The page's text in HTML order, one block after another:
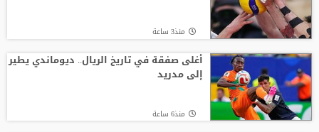
منذ3 ساعة
أغلى صفقة في تاريخ الريال.. ديوماندي يطير
إلى مدريد
منذ6 ساعة